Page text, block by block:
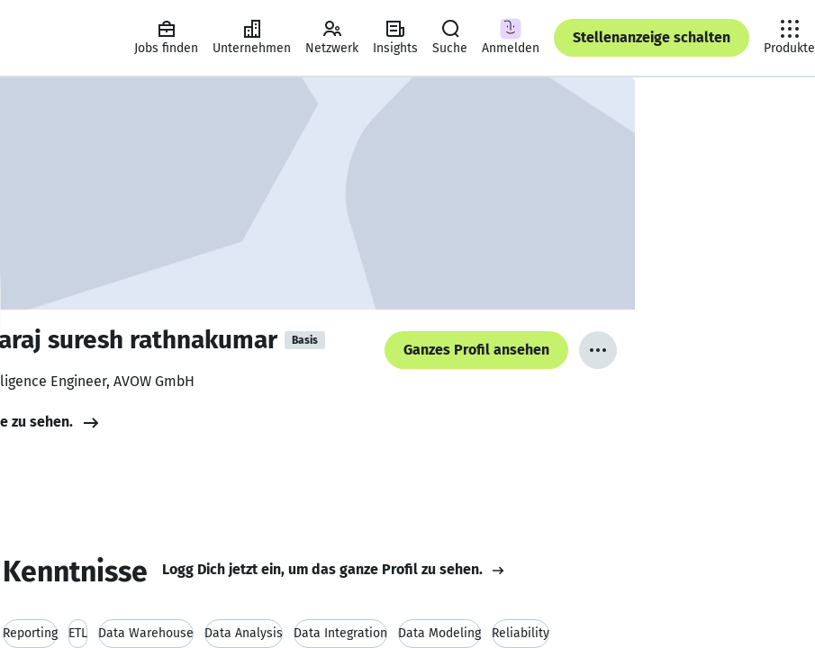
Jobs finden Unternehmen Netzwerk Insights Suche Anmelden
Stellenanzeige schalten
Produkte
suresh rathnakumar Basis
Ganzes Profil ansehen
Engineer, AVOW GmbH
zu sehen.
Logg Dich jetzt ein, um das ganze Profil zu sehen.
Reporting ETL Data Warehouse Data Analysis Data Integration Data Modeling Reliability